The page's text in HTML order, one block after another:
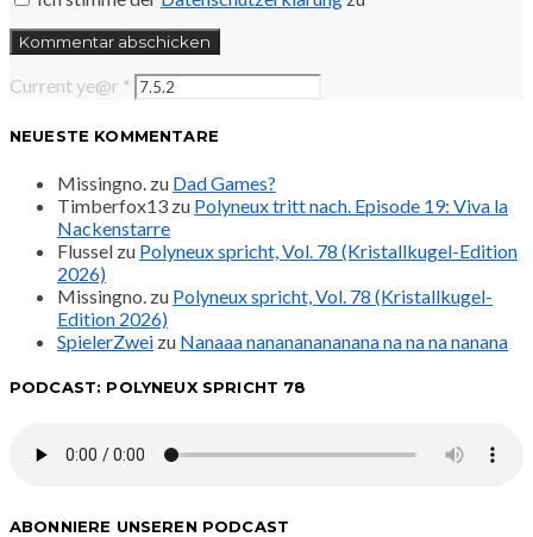
Current ye@r *
NEUESTE KOMMENTARE
Missingno. zu Dad Games?
Timberfox13 zu Polyneux tritt nach. Episode 19: Viva la
Nackenstarre
Flussel zu Polyneux spricht, Vol. 78 (Kristallkugel-Edition
2026)
Missingno. zu Polyneux spricht, Vol. 78 (Kristallkugel-
Edition 2026)
SpielerZwei zu Nanaaa nanananananana na na na nanana
PODCAST: POLYNEUX SPRICHT 78
ABONNIERE UNSEREN PODCAST